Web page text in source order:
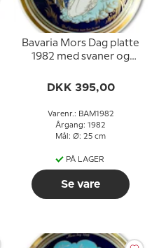
Bavaria Mors Dag platte
1982 med svaner og
man har är mor"
DKK 395,00
Varenr.: BAM1982
Årgang: 1982
Mål: Ø: 25 cm
PÅ LAGER
Se vare